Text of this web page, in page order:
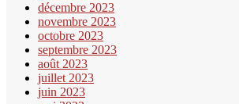
décembre 2023
novembre 2023
octobre 2023
septembre 2023
août 2023
juillet 2023
juin 2023